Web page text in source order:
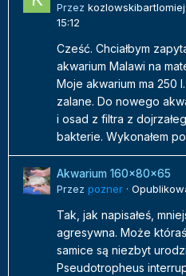
Przez
15:12
Cześć. Chciałbym
akwarium Malawi na
Moje akwarium ma 250
zalane. Do nowego
i osad z filtra z
bakterie. Wykonałem
Akwarium 160x80x65
Przez pozner ·
Tak, jak napisałeś,
agresywna. Może
samice są niezbyt
Pseudotropheus